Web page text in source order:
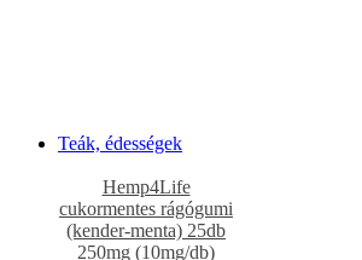
Teák, édességek
Hemp4Life
cukormentes rágógumi
(kender-menta) 25db
250mg (10mg/db)